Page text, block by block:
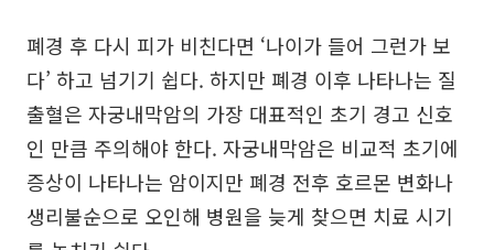
폐경 후 다시 피가 비친다면 ‘나이가 들어 그런가 보
다’ 하고 넘기기 쉽다. 하지만 폐경 이후 나타나는 질
출혈은 자궁내막암의 가장 대표적인 초기 경고 신호
인 만큼 주의해야 한다. 자궁내막암은 비교적 초기에
증상이 나타나는 암이지만 폐경 전후 호르몬 변화나
생리불순으로 오인해 병원을 늦게 찾으면 치료 시기